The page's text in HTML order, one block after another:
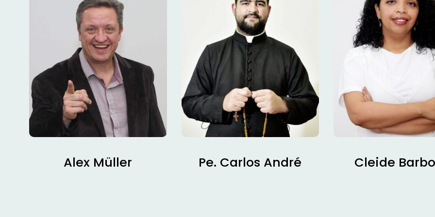
Alex Müller Pe. Carlos André Cleide